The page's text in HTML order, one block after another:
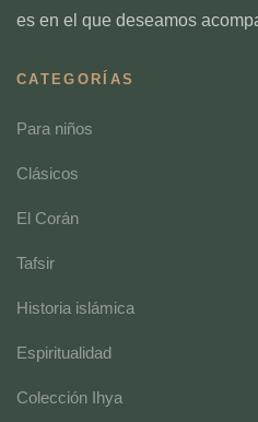
es en el que deseamos
CATEGORÍAS
Para niños
Clásicos
El Corán
Tafsir
Historia islámica
Espiritualidad
Colección Ihya